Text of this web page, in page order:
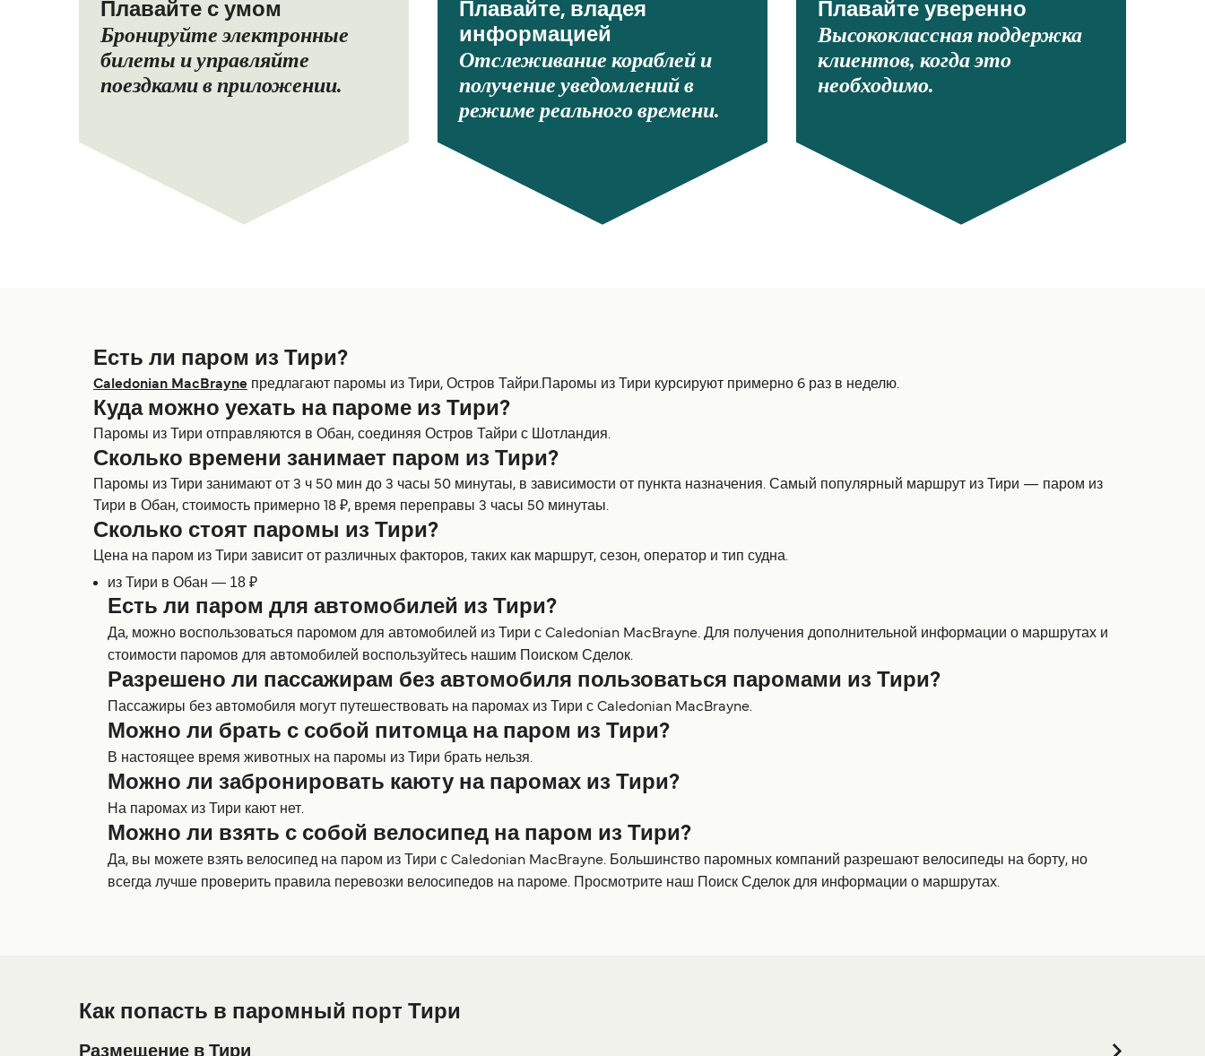
Плавайте с умом
Бронируйте электронные
билеты и управляйте
поездками в приложении.
Плавайте, владея
информацией
Отслеживание кораблей и
получение уведомлений в
режиме реального времени.
Плавайте уверенно
Высококлассная поддержка
клиентов, когда это
необходимо.
Есть ли паром из Тири?
Caledonian MacBrayne предлагают паромы из Тири, Остров Тайри.Паромы из Тири курсируют примерно 6 раз в неделю.
Куда можно уехать на пароме из Тири?
Паромы из Тири отправляются в Обан, соединяя Остров Тайри с Шотландия.
Сколько времени занимает паром из Тири?
Паромы из Тири занимают от 3 ч 50 мин до 3 часы 50 минутаы, в зависимости от пункта назначения. Самый популярный маршрут из Тири — паром из
Тири в Обан, стоимость примерно 18 ₽, время переправы 3 часы 50 минутаы.
Сколько стоят паромы из Тири?
Цена на паром из Тири зависит от различных факторов, таких как маршрут, сезон, оператор и тип судна.
из Тири в Обан — 18 ₽
Есть ли паром для автомобилей из Тири?
Да, можно воспользоваться паромом для автомобилей из Тири с Caledonian MacBrayne. Для получения дополнительной информации о маршрутах и
стоимости паромов для автомобилей воспользуйтесь нашим Поиском Сделок.
Разрешено ли пассажирам без автомобиля пользоваться паромами из Тири?
Пассажиры без автомобиля могут путешествовать на паромах из Тири с Caledonian MacBrayne.
Можно ли брать с собой питомца на паром из Тири?
В настоящее время животных на паромы из Тири брать нельзя.
Можно ли забронировать каюту на паромах из Тири?
На паромах из Тири кают нет.
Можно ли взять с собой велосипед на паром из Тири?
Да, вы можете взять велосипед на паром из Тири с Caledonian MacBrayne. Большинство паромных компаний разрешают велосипеды на борту, но
всегда лучше проверить правила перевозки велосипедов на пароме. Просмотрите наш Поиск Сделок для информации о маршрутах.
Как попасть в паромный порт Тири
Размещение в Тири